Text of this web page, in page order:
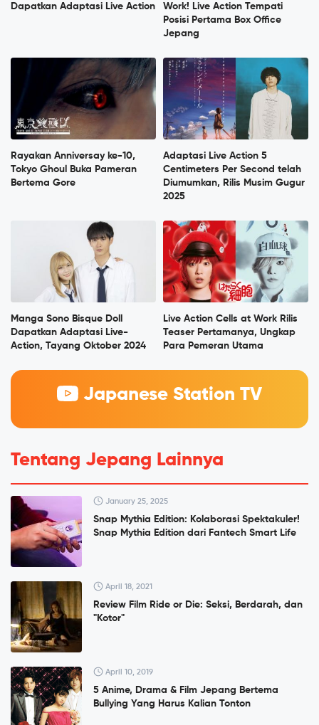
Dapatkan Adaptasi Live Action
Work! Live Action Tempati
Posisi Pertama Box Office
Jepang
Rayakan Anniversay ke-10,
Tokyo Ghoul Buka Pameran
Bertema Gore
Adaptasi Live Action 5
Centimeters Per Second telah
Diumumkan, Rilis Musim Gugur
2025
Manga Sono Bisque Doll
Dapatkan Adaptasi Live-
Action, Tayang Oktober 2024
Live Action Cells at Work Rilis
Teaser Pertamanya, Ungkap
Para Pemeran Utama
Japanese Station TV
Tentang Jepang Lainnya
January 25, 2025
Snap Mythia Edition: Kolaborasi Spektakuler!
Snap Mythia Edition dari Fantech Smart Life
April 18, 2021
Review Film Ride or Die: Seksi, Berdarah, dan
"Kotor"
April 10, 2019
5 Anime, Drama & Film Jepang Bertema
Bullying Yang Harus Kalian Tonton